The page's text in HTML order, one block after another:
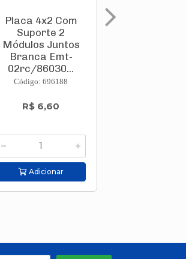
Placa 4x2 Com
Suporte 2
Módulos Juntos
Branca Emt-
02rc/86030...
Código: 696188
R$ 6,60
Adicionar